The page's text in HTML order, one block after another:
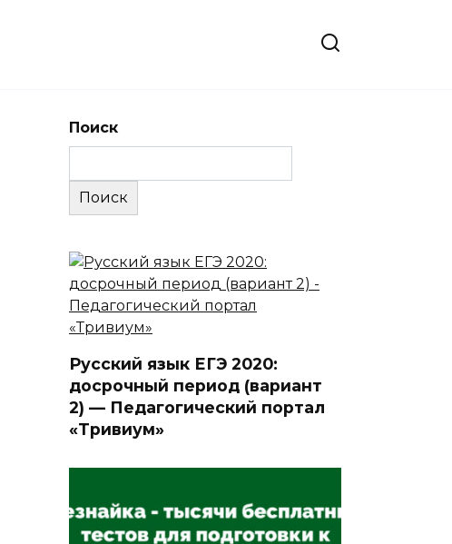
Поиск
Поиск
Русский язык ЕГЭ 2020:
досрочный период (вариант
2) — Педагогический портал
«Тривиум»